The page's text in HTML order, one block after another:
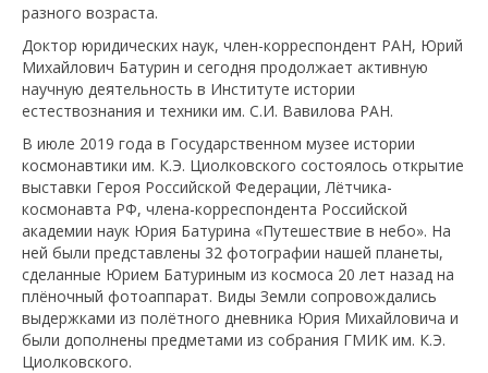
разного возраста.
Доктор юридических наук, член-корреспондент РАН, Юрий
Михайлович Батурин и сегодня продолжает активную
научную деятельность в Институте истории
естествознания и техники им. С.И. Вавилова РАН.
В июле 2019 года в Государственном музее истории
космонавтики им. К.Э. Циолковского состоялось открытие
выставки Героя Российской Федерации, Лётчика-
космонавта РФ, члена-корреспондента Российской
академии наук Юрия Батурина «Путешествие в небо». На
ней были представлены 32 фотографии нашей планеты,
сделанные Юрием Батуриным из космоса 20 лет назад на
плёночный фотоаппарат. Виды Земли сопровождались
выдержками из полётного дневника Юрия Михайловича и
были дополнены предметами из собрания ГМИК им. К.Э.
Циолковского.